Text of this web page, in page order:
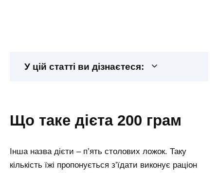
У цій статті ви дізнаєтеся:
що таке дієта 200 грам
Інша назва дієти – п’ять столових ложок. Таку
кількість їжі пропонується з’їдати виконує раціон